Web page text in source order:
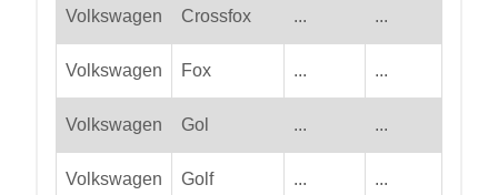
Volkswagen Crossfox ... ...
Volkswagen Fox ... ...
Volkswagen Gol ... ...
Volkswagen Golf ... ...